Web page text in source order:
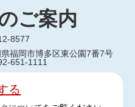
ご案内
8577
福岡市博多区東公園7番7号
651-1111
る